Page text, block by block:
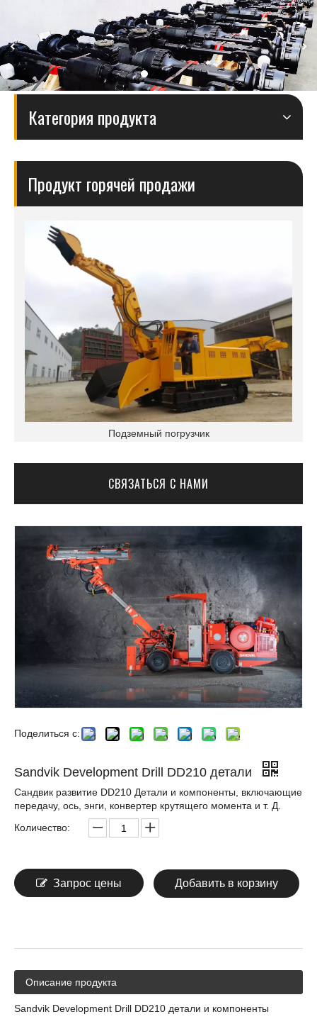
Категория продукта
Продукт горячей продажи
Подземный погрузчик
СВЯЗАТЬСЯ С НАМИ
Поделиться с:
Sandvik Development Drill DD210 детали
Сандвик развитие DD210 Детали и компоненты, включающие
передачу, ось, энги, конвертер крутящего момента и т. Д.
Количество:
Запрос цены Добавить в корзину
Описание продукта
Sandvik Development Drill DD210 детали и компоненты